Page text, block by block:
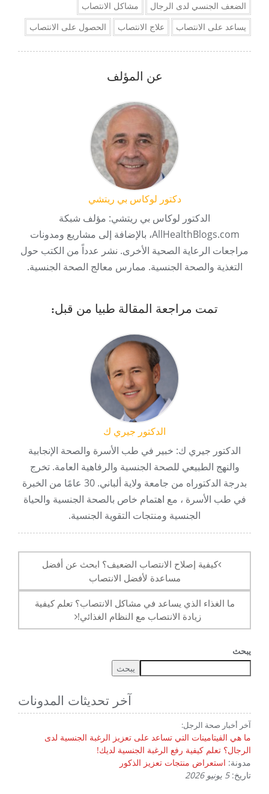
الضعف الجنسي لدى الرجال
مشاكل الانتصاب
يساعد على الانتصاب
علاج الانتصاب الحصول على الانتصاب
عن المؤلف
دكتور لوكاس بي ريتشي
الدكتور لوكاس بي ريتشي: مؤلف شبكة
AllHealthBlogs.com، بالإضافة إلى مشاريع ومدونات
مراجعات الرعاية الصحية الأخرى. نشر عدداً من الكتب حول
التغذية والصحة الجنسية. ممارس معالج الصحة الجنسية.
تمت مراجعة المقالة طبيا من قبل:
الدكتور جيري ك
الدكتور جيري ك: خبير في طب الأسرة والصحة الإنجابية
والنهج الطبيعي للصحة الجنسية والرفاهية العامة. تخرج
بدرجة الدكتوراه من جامعة ولاية ألباني. 30 عامًا من الخبرة
في طب الأسرة ، مع اهتمام خاص بالصحة الجنسية والحياة
الجنسية ومنتجات التقوية الجنسية.
الملاحةكيفية إصلاح الانتصاب الضعيف؟ ابحث عن أفضل
مساعدة لأفضل الانتصاب
ما الغذاء الذي يساعد في مشاكل الانتصاب؟ تعلم كيفية
زيادة الانتصاب مع النظام الغذائي!
يبحث
يبحث
آخر تحديثات المدونات
آخر أخبار صحة الرجل:
ما هي الفيتامينات التي تساعد على تعزيز الرغبة الجنسية لدى
الرجال؟ تعلم كيفية رفع الرغبة الجنسية لديك!
مدونة: استعراض منتجات تعزيز الذكور
تاريخ:5 يونيو 2026